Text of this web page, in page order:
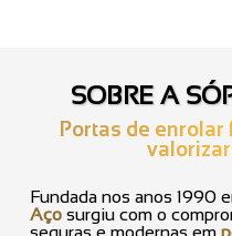
SOBRE A
Portas de
Fundada nos anos 1990
Aço surgiu com o
seguras e modernas em